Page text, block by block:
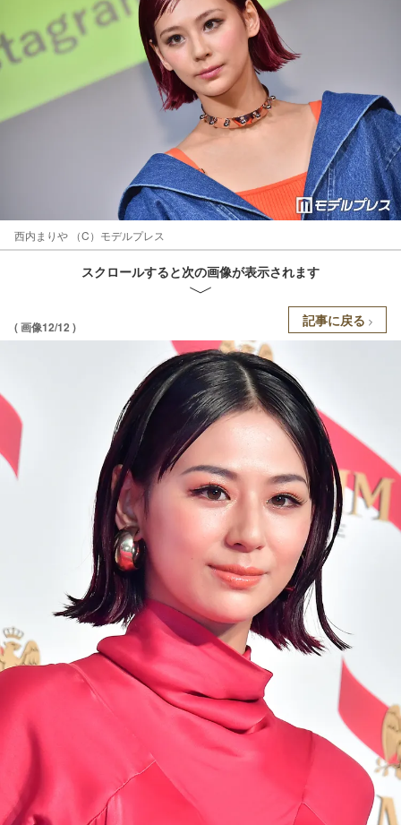
西内まりや （C）モデルプレス
スクロールすると次の画像が表示されます
( 画像12/12 ) 記事に戻る